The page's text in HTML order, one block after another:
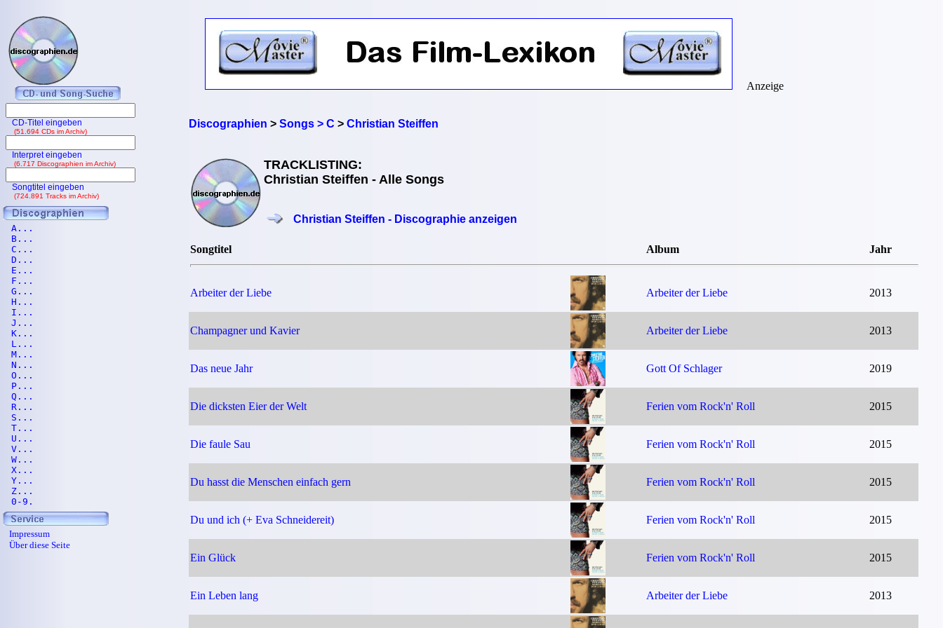
Discographien > Songs > C > Christian Steiffen
TRACKLISTING:
Christian Steiffen - Alle Songs
Christian Steiffen - Discographie anzeigen
Songtitel Album Jahr
Arbeiter der Liebe Arbeiter der Liebe 2013
Champagner und Kavier Arbeiter der Liebe 2013
Das neue Jahr Gott Of Schlager 2019
Die dicksten Eier der Welt Ferien vom Rock'n' Roll 2015
Die faule Sau Ferien vom Rock'n' Roll 2015
Du hasst die Menschen einfach gern Ferien vom Rock'n' Roll 2015
Du und ich (+ Eva Schneidereit) Ferien vom Rock'n' Roll 2015
Ein Glück Ferien vom Rock'n' Roll 2015
Ein Leben lang Arbeiter der Liebe 2013
Anzeige
CD-Titel eingeben
(51.694 CDs im Archiv)
Interpret eingeben
(6.717 Discographien im Archiv)
Songtitel eingeben
(724.891 Tracks im Archiv)
A...
B...
C...
D...
E...
F...
G...
H...
I...
J...
K...
L...
M...
N...
O...
P...
Q...
R...
S...
T...
U...
V...
W...
X...
Y...
Z...
0-9.
Impressum
Über diese Seite